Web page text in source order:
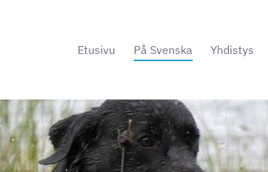
Etusivu På Svenska Yhdistys